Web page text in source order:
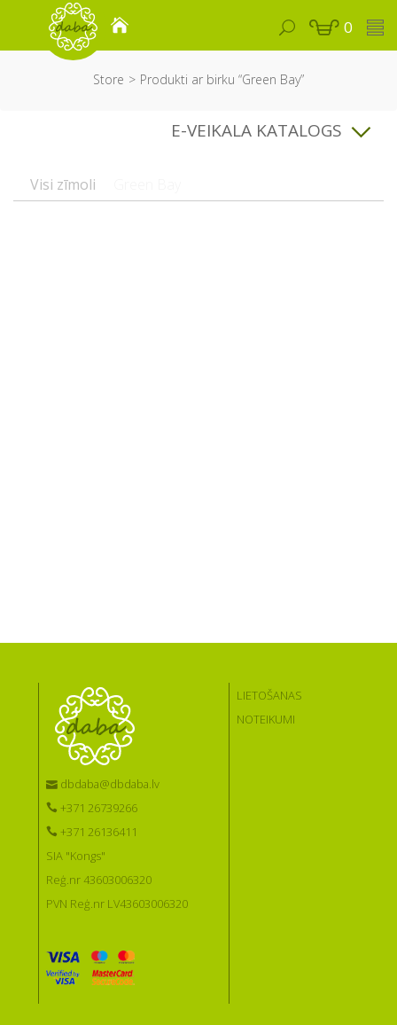
0
Store Produkti ar birku “Green Bay”
E-VEIKALA KATALOGS
Visi zīmoli
dbdaba@dbdaba.lv
+371 26739266
+371 26136411
SIA "Kongs"
Reģ.nr 43603006320
PVN Reģ.nr LV43603006320
LIETOŠANAS
NOTEIKUMI